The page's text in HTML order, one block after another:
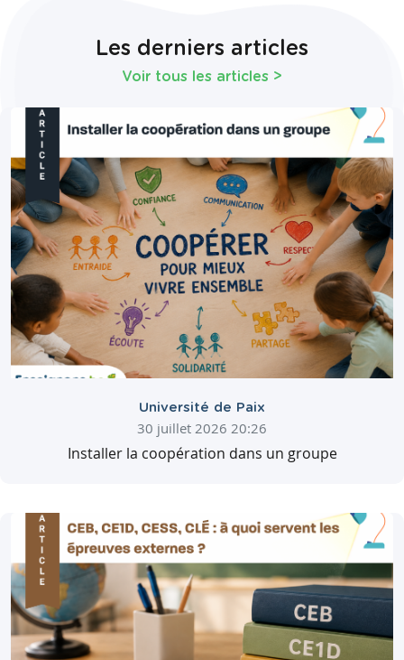
Les derniers articles
Voir tous les articles >
Université de Paix
30 juillet 2026 20:26
Installer la coopération dans un groupe